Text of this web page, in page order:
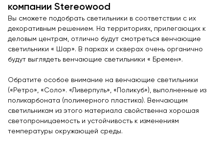
МАФ
Уличные урны
Парковые качели
Контейнерные площадки для ТБО
Навесы и беседки
Перголы
компании Stereowood
Вы сможете подобрать светильники в соответствии с их
декоративным решением. На территориях, прилегающих к
деловым центрам, отлично будут смотреться венчающие
светильники « Шар». В парках и скверах очень органично
будут выглядеть венчающие светильники « Бремен».
Обратите особое внимание на венчающие светильники
(«Ретро», «Соло». «Ливерпуль», «Поликуб»), выполненные из
поликарбоната (полимерного пластика). Венчающим
светильникам из этого материала свойственна хорошая
светопроницаемость и устойчивость к изменениям
температуры окружающей среды.